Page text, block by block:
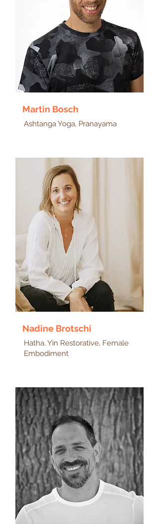
Martin Bosch
Ashtanga Yoga, Pranayama
Nadine Brotschi
Hatha, Yin Restorative, Female
Embodiment